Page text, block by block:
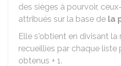
des sièges à pourvoir,
attribués sur la base de la
Elle s'obtient en divisant
recueillies par chaque liste
obtenus + 1.